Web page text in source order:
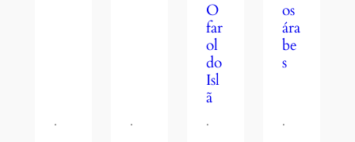
·
·
O
far
ol
do
Isl
ã
·
os
ára
be
s
·